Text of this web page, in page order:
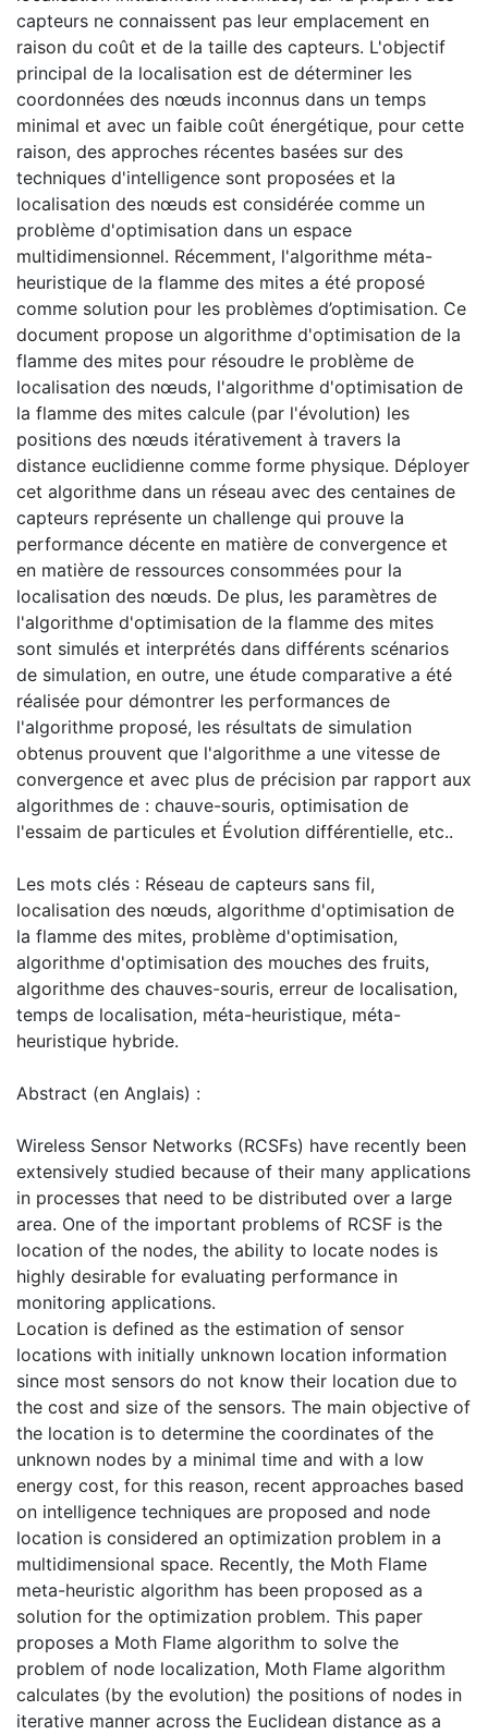
capteurs ne connaissent pas leur emplacement en
raison du coût et de la taille des capteurs. L'objectif
principal de la localisation est de déterminer les
coordonnées des nœuds inconnus dans un temps
minimal et avec un faible coût énergétique, pour cette
raison, des approches récentes basées sur des
techniques d'intelligence sont proposées et la
localisation des nœuds est considérée comme un
problème d'optimisation dans un espace
multidimensionnel. Récemment, l'algorithme méta-
heuristique de la flamme des mites a été proposé
comme solution pour les problèmes d’optimisation. Ce
document propose un algorithme d'optimisation de la
flamme des mites pour résoudre le problème de
localisation des nœuds, l'algorithme d'optimisation de
la flamme des mites calcule (par l'évolution) les
positions des nœuds itérativement à travers la
distance euclidienne comme forme physique. Déployer
cet algorithme dans un réseau avec des centaines de
capteurs représente un challenge qui prouve la
performance décente en matière de convergence et
en matière de ressources consommées pour la
localisation des nœuds. De plus, les paramètres de
l'algorithme d'optimisation de la flamme des mites
sont simulés et interprétés dans différents scénarios
de simulation, en outre, une étude comparative a été
réalisée pour démontrer les performances de
l'algorithme proposé, les résultats de simulation
obtenus prouvent que l'algorithme a une vitesse de
convergence et avec plus de précision par rapport aux
algorithmes de : chauve-souris, optimisation de
l'essaim de particules et Évolution différentielle, etc..
Les mots clés : Réseau de capteurs sans fil,
localisation des nœuds, algorithme d'optimisation de
la flamme des mites, problème d'optimisation,
algorithme d'optimisation des mouches des fruits,
algorithme des chauves-souris, erreur de localisation,
temps de localisation, méta-heuristique, méta-
heuristique hybride.
Abstract (en Anglais) :
Wireless Sensor Networks (RCSFs) have recently been
extensively studied because of their many applications
in processes that need to be distributed over a large
area. One of the important problems of RCSF is the
location of the nodes, the ability to locate nodes is
highly desirable for evaluating performance in
monitoring applications.
Location is defined as the estimation of sensor
locations with initially unknown location information
since most sensors do not know their location due to
the cost and size of the sensors. The main objective of
the location is to determine the coordinates of the
unknown nodes by a minimal time and with a low
energy cost, for this reason, recent approaches based
on intelligence techniques are proposed and node
location is considered an optimization problem in a
multidimensional space. Recently, the Moth Flame
meta-heuristic algorithm has been proposed as a
solution for the optimization problem. This paper
proposes a Moth Flame algorithm to solve the
problem of node localization, Moth Flame algorithm
calculates (by the evolution) the positions of nodes in
iterative manner across the Euclidean distance as a